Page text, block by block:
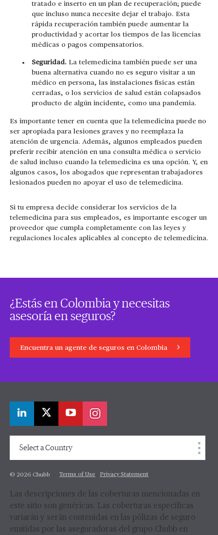
tratado e inserto en un plan de recuperación; puede
que incluso nunca necesite dejar el trabajo. Esta
rápida recuperación también puede aumentar la
productividad y acortar los tiempos de las licencias
médicas o pagos compensatorios.
Seguridad. La telemedicina también puede ser una
buena alternativa cuando no es seguro visitar a un
médico en persona, las instalaciones físicas están
cerradas, o los servicios de salud están colapsados
producto de algún incidente, como una pandemia.
Es importante tener en cuenta que la telemedicina puede no
ser apropiada para lesiones graves y no reemplaza la
atención de urgencia. Además, algunos empleados pueden
preferir recibir atención en una consulta médica o servicio
de salud incluso cuando la telemedicina es una opción. Y, en
algunos casos, los abogados que representan trabajadores
lesionados pueden no apoyar el uso de telemedicina.
Si tu empresa decide considerar los servicios de la
telemedicina para sus empleados, es importante escoger un
proveedor que cumpla completamente con las leyes y
regulaciones locales aplicables al concepto de telemedicina.
¿Estás en Colombia y necesitas
asesoría en seguros?
Encuentra un agente de seguros en Colombia
Select a Country
© 2026 Chubb Terms of Use Privacy Statement
Las descripciones de las coberturas mencionadas en
este sitio son genéricas. Las coberturas específicas
variarán y serán contenidas en las pólizas de seguro
emitidas por las aseguradoras del grupo Chubb en